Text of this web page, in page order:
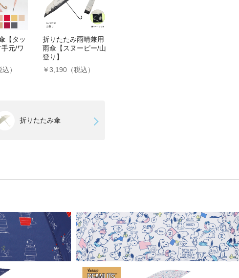
【タッ
元/ワ
）
折りたたみ雨晴兼用
雨傘【スヌーピー/山
登り】
￥3,190（税込）
折りたたみ傘